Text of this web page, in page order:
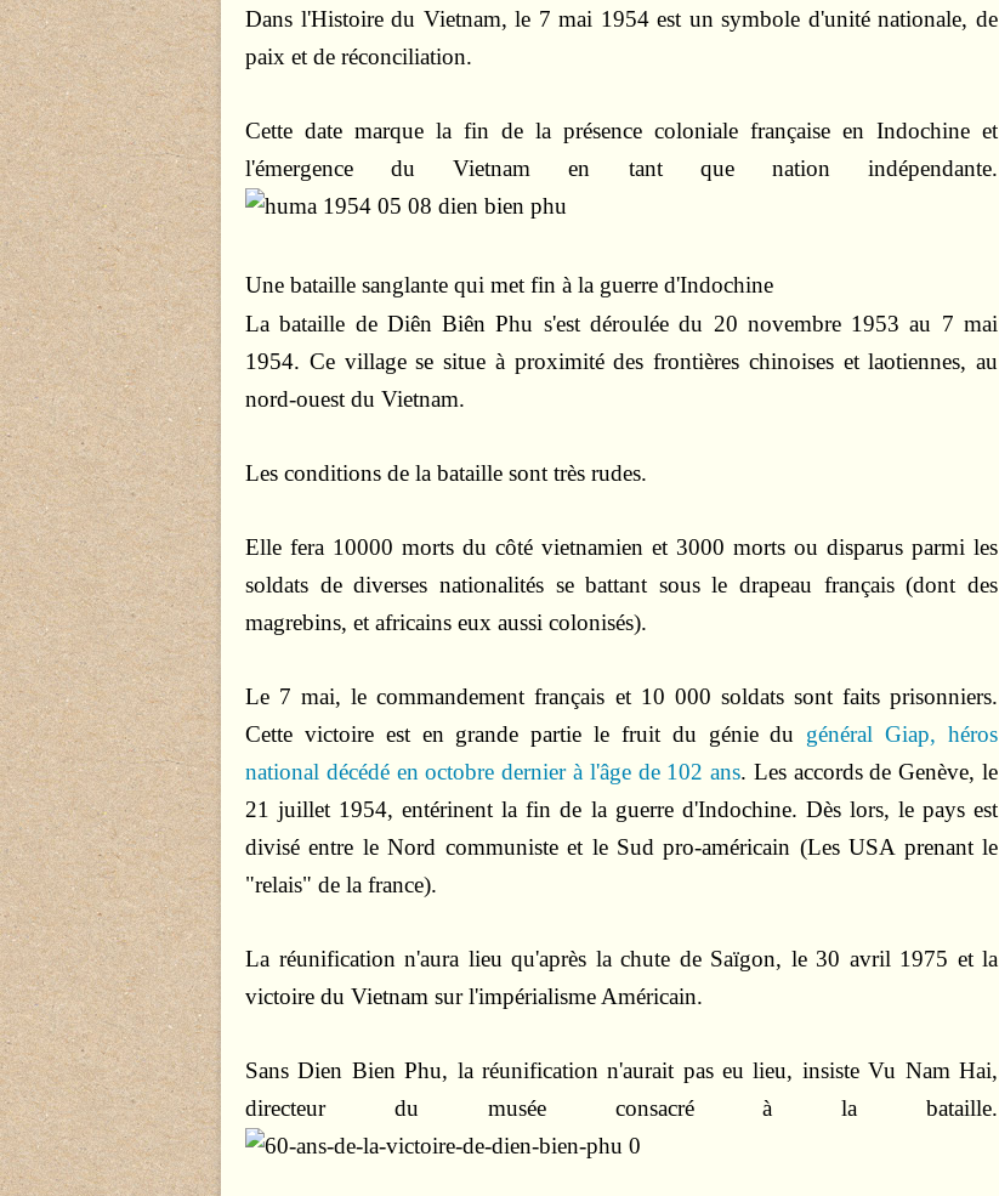
Dans l'Histoire du Vietnam, le 7 mai 1954 est un symbole d'unité nationale, de
paix et de réconciliation.
Cette date marque la fin de la présence coloniale française en Indochine et
l'émergence du Vietnam en tant que nation indépendante.
Une bataille sanglante qui met fin à la guerre d'Indochine
La bataille de Diên Biên Phu s'est déroulée du 20 novembre 1953 au 7 mai
1954. Ce village se situe à proximité des frontières chinoises et laotiennes, au
nord-ouest du Vietnam.
Les conditions de la bataille sont très rudes.
Elle fera 10000 morts du côté vietnamien et 3000 morts ou disparus parmi les
soldats de diverses nationalités se battant sous le drapeau français (dont des
magrebins, et africains eux aussi colonisés).
Le 7 mai, le commandement français et 10 000 soldats sont faits prisonniers.
Cette victoire est en grande partie le fruit du génie du général Giap, héros
national décédé en octobre dernier à l'âge de 102 ans. Les accords de Genève, le
21 juillet 1954, entérinent la fin de la guerre d'Indochine. Dès lors, le pays est
divisé entre le Nord communiste et le Sud pro-américain (Les USA prenant le
"relais" de la france).
La réunification n'aura lieu qu'après la chute de Saïgon, le 30 avril 1975 et la
victoire du Vietnam sur l'impérialisme Américain.
Sans Dien Bien Phu, la réunification n'aurait pas eu lieu, insiste Vu Nam Hai,
directeur du musée consacré à la bataille.